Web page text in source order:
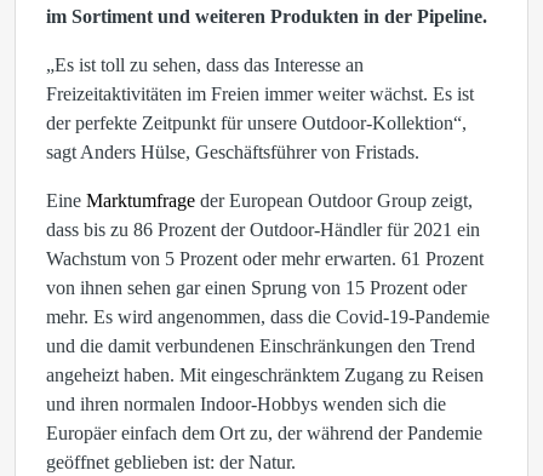
im Sortiment und weiteren Produkten in der Pipeline.
„Es ist toll zu sehen, dass das Interesse an
Freizeitaktivitäten im Freien immer weiter wächst. Es ist
der perfekte Zeitpunkt für unsere Outdoor-Kollektion“,
sagt Anders Hülse, Geschäftsführer von Fristads.
Eine Marktumfrage der European Outdoor Group zeigt,
dass bis zu 86 Prozent der Outdoor-Händler für 2021 ein
Wachstum von 5 Prozent oder mehr erwarten. 61 Prozent
von ihnen sehen gar einen Sprung von 15 Prozent oder
mehr. Es wird angenommen, dass die Covid-19-Pandemie
und die damit verbundenen Einschränkungen den Trend
angeheizt haben. Mit eingeschränktem Zugang zu Reisen
und ihren normalen Indoor-Hobbys wenden sich die
Europäer einfach dem Ort zu, der während der Pandemie
geöffnet geblieben ist: der Natur.